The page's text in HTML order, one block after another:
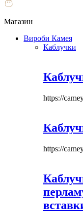
Магазин
Вироби Камея
Каблучки
https://
https://